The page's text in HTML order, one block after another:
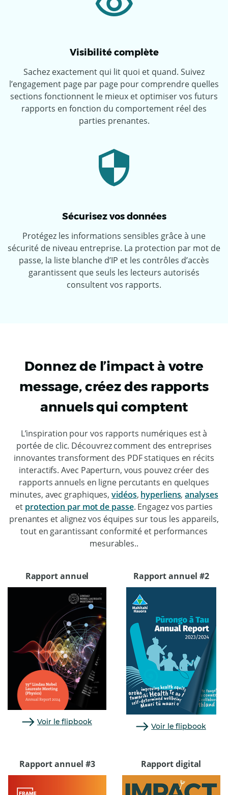
Visibilité complète
Sachez exactement qui lit quoi et quand. Suivez
l’engagement page par page pour comprendre quelles
sections fonctionnent le mieux et optimiser vos futurs
rapports en fonction du comportement réel des
parties prenantes.
Sécurisez vos données
Protégez les informations sensibles grâce à une
sécurité de niveau entreprise. La protection par mot de
passe, la liste blanche d’IP et les contrôles d’accès
garantissent que seuls les lecteurs autorisés
consultent vos rapports.
Donnez de l’impact à votre
message, créez des rapports
annuels qui comptent
L’inspiration pour vos rapports numériques est à
portée de clic. Découvrez comment des entreprises
innovantes transforment des PDF statiques en récits
interactifs. Avec Paperturn, vous pouvez créer des
rapports annuels en ligne percutants en quelques
minutes, avec graphiques,vidéos, hyperliens,analyses
et protection par mot de passe. Engagez vos parties
prenantes et alignez vos équipes sur tous les appareils,
tout en garantissant conformité et performances
mesurables..
Rapport annuel
Voir le flipbook
Rapport annuel #2
Voir le flipbook
Rapport annuel #3 Rapport digital